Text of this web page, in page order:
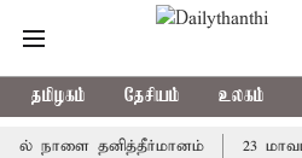
தமிழகம் தேசியம் உலகம்
நாளை தனித்தீர்மானம் 23